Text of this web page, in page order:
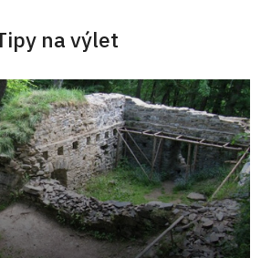
na výlet